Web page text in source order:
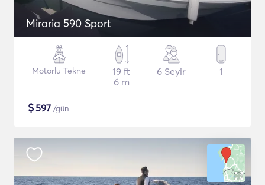
Miraria 590 Sport
Motorlu Tekne
19 ft
6 m
6 Seyir 1
$597 /gün